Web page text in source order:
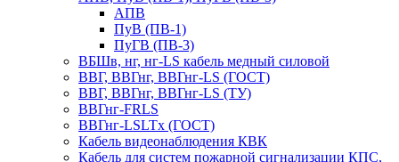
АПВ
ПуВ (ПВ-1)
ПуГВ (ПВ-3)
ВБШв, нг, нг-LS кабель медный силовой
ВВГ, ВВГнг, ВВГнг-LS (ГОСТ)
ВВГ, ВВГнг, ВВГнг-LS (ТУ)
ВВГнг-FRLS
ВВГнг-LSLTx (ГОСТ)
Кабель видеонаблюдения КВК
Кабель для систем пожарной сигнализации КПС,